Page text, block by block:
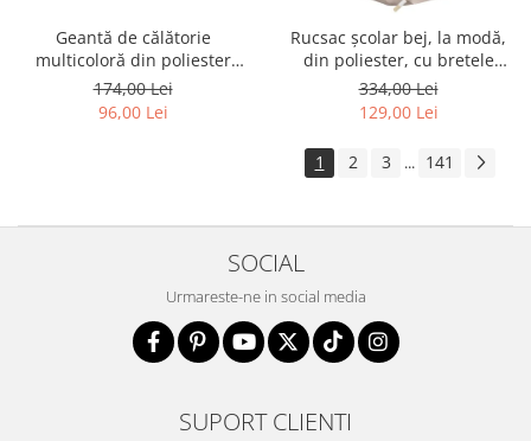
Geantă de călătorie
multicoloră din poliester
rezistent cu port USB,
acoperită cu un model vegetal
- Rovicky PTR-R-TL15608-8831
174,00 Lei
96,00 Lei
Rucsac școlar bej, la modă,
din poliester, cu bretele
reglabile - Peterson PTR-PTN
8594-1389 BEIGE
334,00 Lei
129,00 Lei
1 2 3 ... 141
SOCIAL
Urmareste-ne in social media
SUPORT CLIENTI